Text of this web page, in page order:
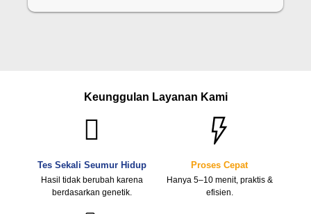
Keunggulan Layanan Kami
Tes Sekali Seumur Hidup
Hasil tidak berubah karena
berdasarkan genetik.
Proses Cepat
Hanya 5–10 menit, praktis &
efisien.